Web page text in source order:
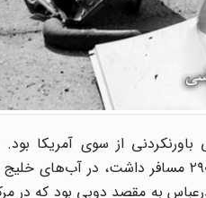
شاهد جنایتی باورنکردنی از